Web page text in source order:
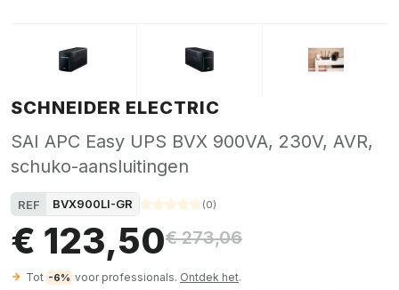
SCHNEIDER ELECTRIC
SAI APC Easy UPS BVX 900VA, 230V, AVR,
schuko-aansluitingen
REF BVX900LI-GR (0)
€ 123,50€ 273,06
Tot -6% voor professionals. Ontdek het.